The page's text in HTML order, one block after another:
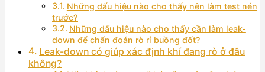
Những dấu hiệu nào cho thấy nên làm test nén
trước?
Những dấu hiệu nào cho thấy cần làm leak-
down để chẩn đoán rò rỉ buồng đốt?
Leak-down có giúp xác định khí đang rò ở đâu
không?